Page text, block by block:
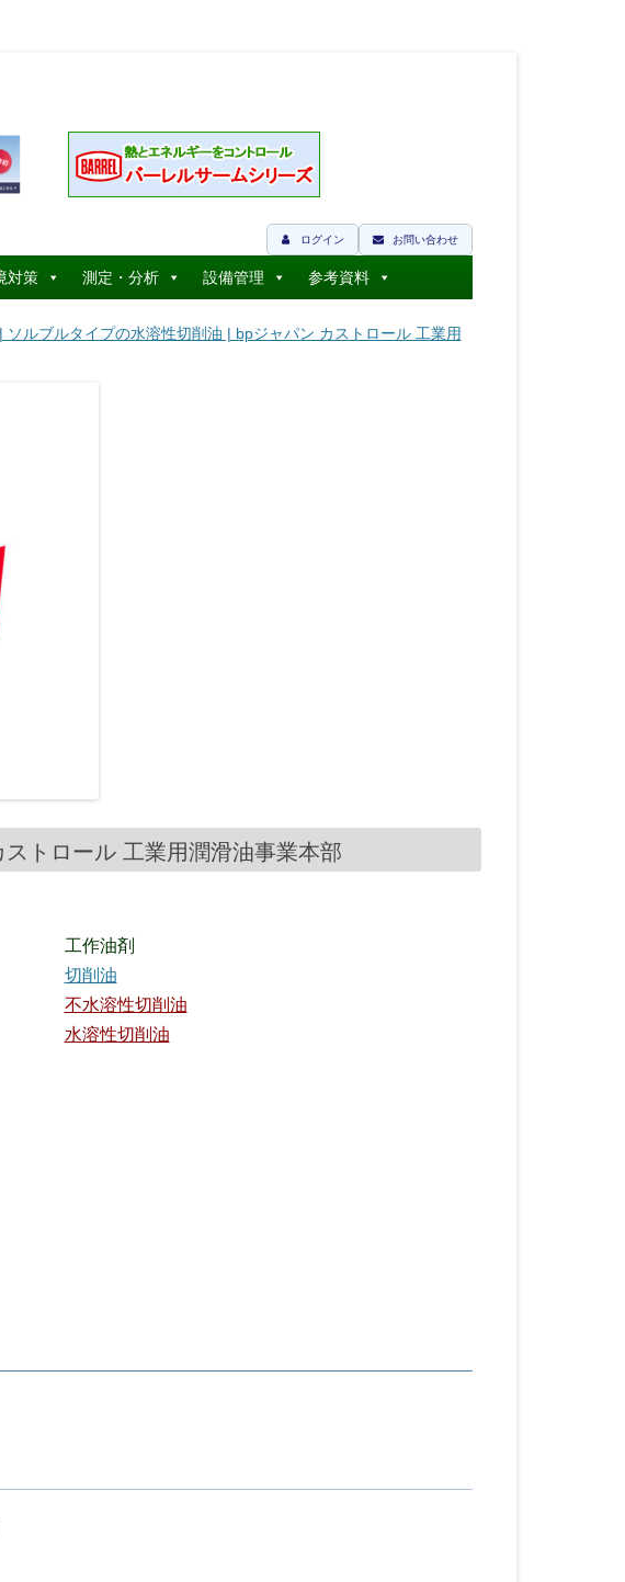
お問い合わせ
ログイン
対策 測定・分析 設備管理 参考資料
ソルブルタイプの水溶性切削油 | bpジャパン カストロール 工業用
トロール 工業用潤滑油事業本部
工作油剤
切削油
不水溶性切削油
水溶性切削油